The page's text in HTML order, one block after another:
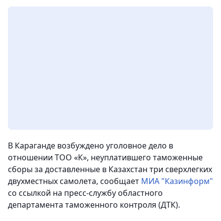
В Караганде возбуждено уголовное дело в
отношении ТОО «К», неуплатившего таможенные
сборы за доставленные в Казахстан три сверхлегких
двухместных самолета, сообщает МИА "Казинформ"
со ссылкой на пресс-службу областного
департамента таможенного контроля (ДТК).